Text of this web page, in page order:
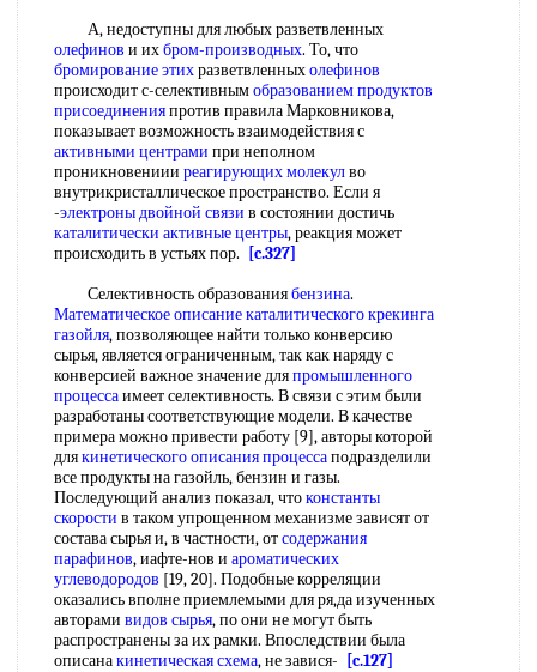
А, недоступны для любых разветвленных
олефинов и ихбром-производных. То, что
бромирование этихразветвленныхолефинов
происходит с-селективнымобразованием продуктов
присоединенияпротив правила Марковникова,
показывает возможность взаимодействия с
активными центрами при неполном
проникновениии реагирующих молекулво
внутрикристаллическое пространство. Если я
-электроны двойной связи в состоянии достичь
каталитически активные центры, реакция может
происходить в устьях пор.
[c.327]
Селективность образованиябензина.
Математическое описаниекаталитического крекинга
газойля, позволяющее найти только конверсию
сырья, является ограниченным, так как наряду с
конверсией важное значение дляпромышленного
процессаимеет селективность. В связи с этим были
разработаны соответствующие модели. В качестве
примера можно привести работу [9], авторы которой
длякинетического описанияпроцессаподразделили
все продукты на газойль, бензин и газы.
Последующий анализ показал, чтоконстанты
скорости в таком упрощенном механизме зависят от
состава сырья и, в частности, отсодержания
парафинов, иафте-нов и ароматических
углеводородов [19, 20]. Подобные корреляции
оказались вполне приемлемыми для ря,да изученных
авторами видов сырья, по они не могут быть
распространены за их рамки. Впоследствии была
описанакинетическая схема, не завися-
[c.127]